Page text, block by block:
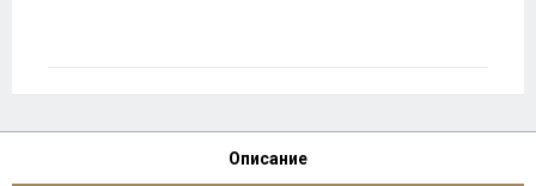
Описание